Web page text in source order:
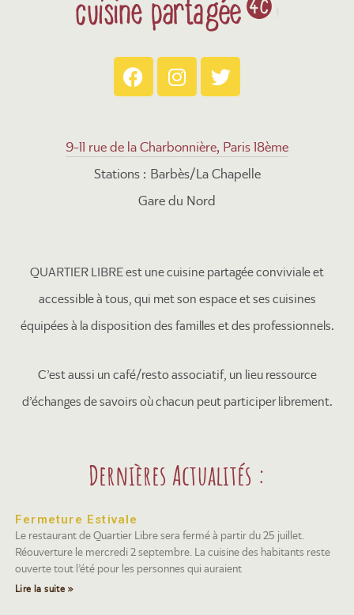
9-11 rue de la Charbonnière, Paris 18ème
Stations : Barbès/La Chapelle
Gare du Nord
QUARTIER LIBRE est une cuisine partagée conviviale et
accessible à tous, qui met son espace et ses cuisines
équipées à la disposition des familles et des professionnels.
C’est aussi un café/resto associatif, un lieu ressource
d’échanges de savoirs où chacun peut participer librement.
Dernières Actualités :
Fermeture Estivale
Le restaurant de Quartier Libre sera fermé à partir du 25 juillet.
Réouverture le mercredi 2 septembre. La cuisine des habitants reste
ouverte tout l’été pour les personnes qui auraient
Lire la suite »